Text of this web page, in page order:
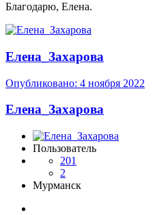
Благодарю, Елена.
Елена_Захарова
Опубликовано: 4 ноября 2022
Елена_Захарова
Пользователь
201
2
Мурманск